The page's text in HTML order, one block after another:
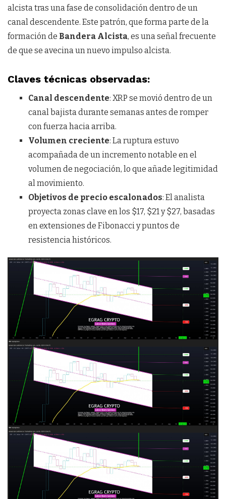
alcista tras una fase de consolidación dentro de un
canal descendente. Este patrón, que forma parte de la
formación de Bandera Alcista, es una señal frecuente
de que se avecina un nuevo impulso alcista.
Claves técnicas observadas:
Canal descendente: XRP se movió dentro de un
canal bajista durante semanas antes de romper
con fuerza hacia arriba.
Volumen creciente: La ruptura estuvo
acompañada de un incremento notable en el
volumen de negociación, lo que añade legitimidad
al movimiento.
Objetivos de precio escalonados: El analista
proyecta zonas clave en los $17, $21 y $27, basadas
en extensiones de Fibonacci y puntos de
resistencia históricos.